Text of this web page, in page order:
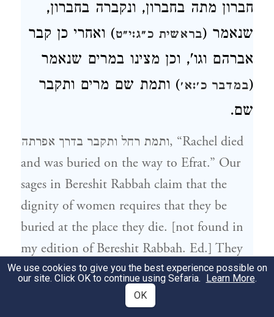
חברון מתה בחברון, ונקברה בחברון,
שנאמר (בראשית כ״ג:י״ט) ואחרי כן קבר
אברהם וגו', וכן מצינו במרים שנאמר
(במדבר כ׳:א׳) ותמת שם מרים ותקבר
שם.
ותמת רחל ותקבר בדרך אפרתה, “Rachel died
and was buried on the way to Efrat.” Our
sages in Bereshit Rabbah claim that the
dignity of women requires that they be
buried at the place they die. [not found in
my edition of Bereshit Rabbah. Ed.] They
use the example of Rachel being buried at
the site she died as the precedent for their
statement. We also find that Sarah was
We use cookies to give you the best experience possible on
our site. Click OK to continue using Sefaria. Learn More.
OK